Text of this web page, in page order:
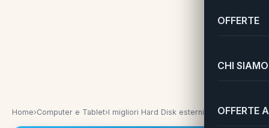
OFFERTE
CHI SIAMO
OFFERTE
Home›Computer e Tablet› I migliori Hard Disk esterni del 2026: la nostra classifica